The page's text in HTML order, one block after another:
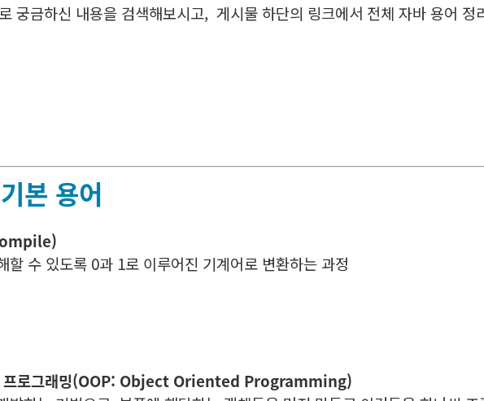
궁금하신 내용을 검색해보시고, 게시물 하단의 링크에서 전체 자바 용어 정
본 용어
할 수 있도록 0과 1로 이루어진 기계어로 변환하는 과정
프로그래밍(OOP: Object Oriented Programming)